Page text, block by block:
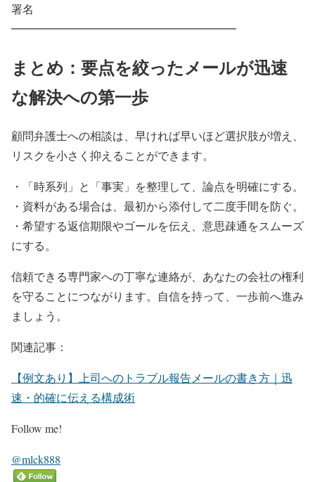
署名
━━━━━━━━━━━━━━━━━━━━
まとめ：要点を絞ったメールが迅速
な解決への第一歩
顧問弁護士への相談は、早ければ早いほど選択肢が増え、
リスクを小さく抑えることができます。
・「時系列」と「事実」を整理して、論点を明確にする。
・資料がある場合は、最初から添付して二度手間を防ぐ。
・希望する返信期限やゴールを伝え、意思疎通をスムーズ
にする。
信頼できる専門家への丁寧な連絡が、あなたの会社の権利
を守ることにつながります。自信を持って、一歩前へ進み
ましょう。
関連記事：
【例文あり】上司へのトラブル報告メールの書き方｜迅
速・的確に伝える構成術
Follow me!
@mlck888